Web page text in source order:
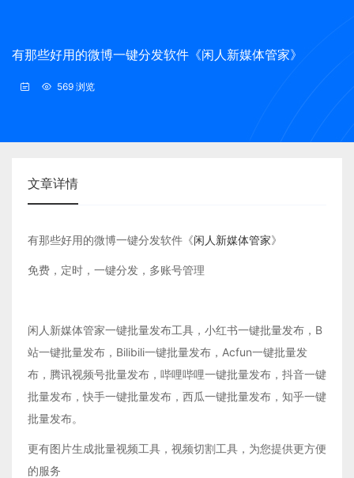
有那些好用的微博一键分发软件《闲人新媒体管家》
569 浏览
文章详情
有那些好用的微博一键分发软件《闲人新媒体管家》
免费，定时，一键分发，多账号管理
闲人新媒体管家一键批量发布工具，小红书一键批量发布，B
站一键批量发布，Bilibili一键批量发布，Acfun一键批量发
布，腾讯视频号批量发布，哔哩哔哩一键批量发布，抖音一键
批量发布，快手一键批量发布，西瓜一键批量发布，知乎一键
批量发布。
更有图片生成批量视频工具，视频切割工具，为您提供更方便
的服务